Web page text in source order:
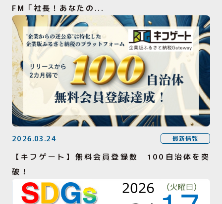
FM「社長！あなたの...
2026.03.24 最新情報
【キフゲート】無料会員登録数 100自治体を突
破！